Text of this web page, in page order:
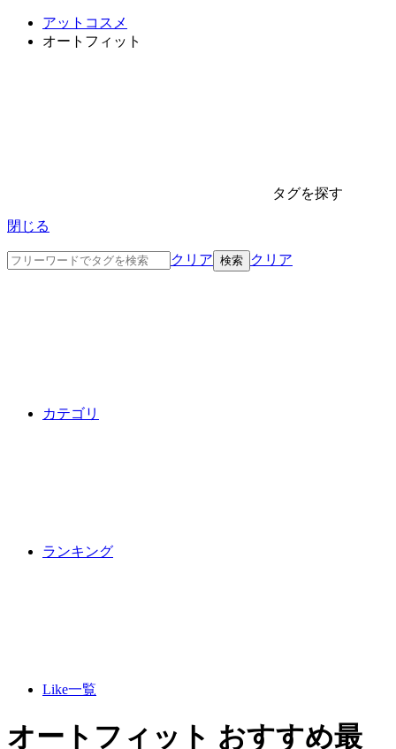
アットコスメ
オートフィット
タグを探す
閉じる
クリア クリア
カテゴリ
ランキング
Like一覧
オートフィット おすすめ最